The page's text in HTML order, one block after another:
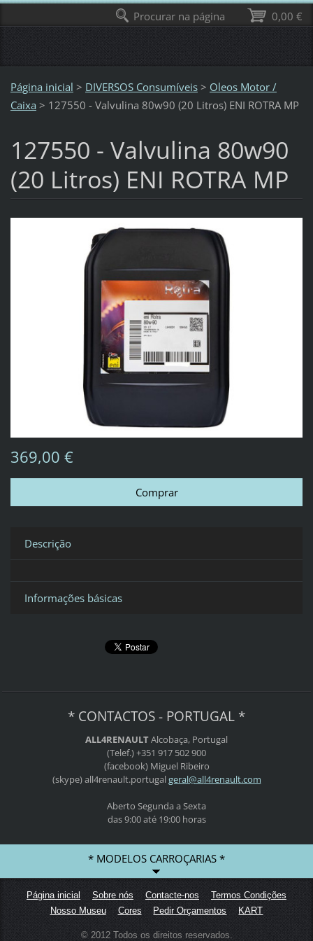
Página inicial > DIVERSOS Consumíveis > Oleos Motor /
Caixa > 127550 - Valvulina 80w90 (20 Litros) ENI ROTRA MP
127550 - Valvulina 80w90
(20 Litros) ENI ROTRA MP
369,00 €
Descrição
Informações básicas
* CONTACTOS - PORTUGAL *
ALL4RENAULTAlcobaça, Portugal
(Telef.) +351 917 502 900
(facebook) Miguel Ribeiro
(skype) all4renault.portugal geral@all4renault.com
Aberto Segunda a Sexta
das 9:00 até 19:00 horas
* MODELOS CARROÇARIAS *
Página inicial Sobre nós Contacte-nos
Termos Condições
Nosso Museu
Cores Pedir Orçamentos KART
© 2012 Todos os direitos reservados.
0,00 €
Procurar na página